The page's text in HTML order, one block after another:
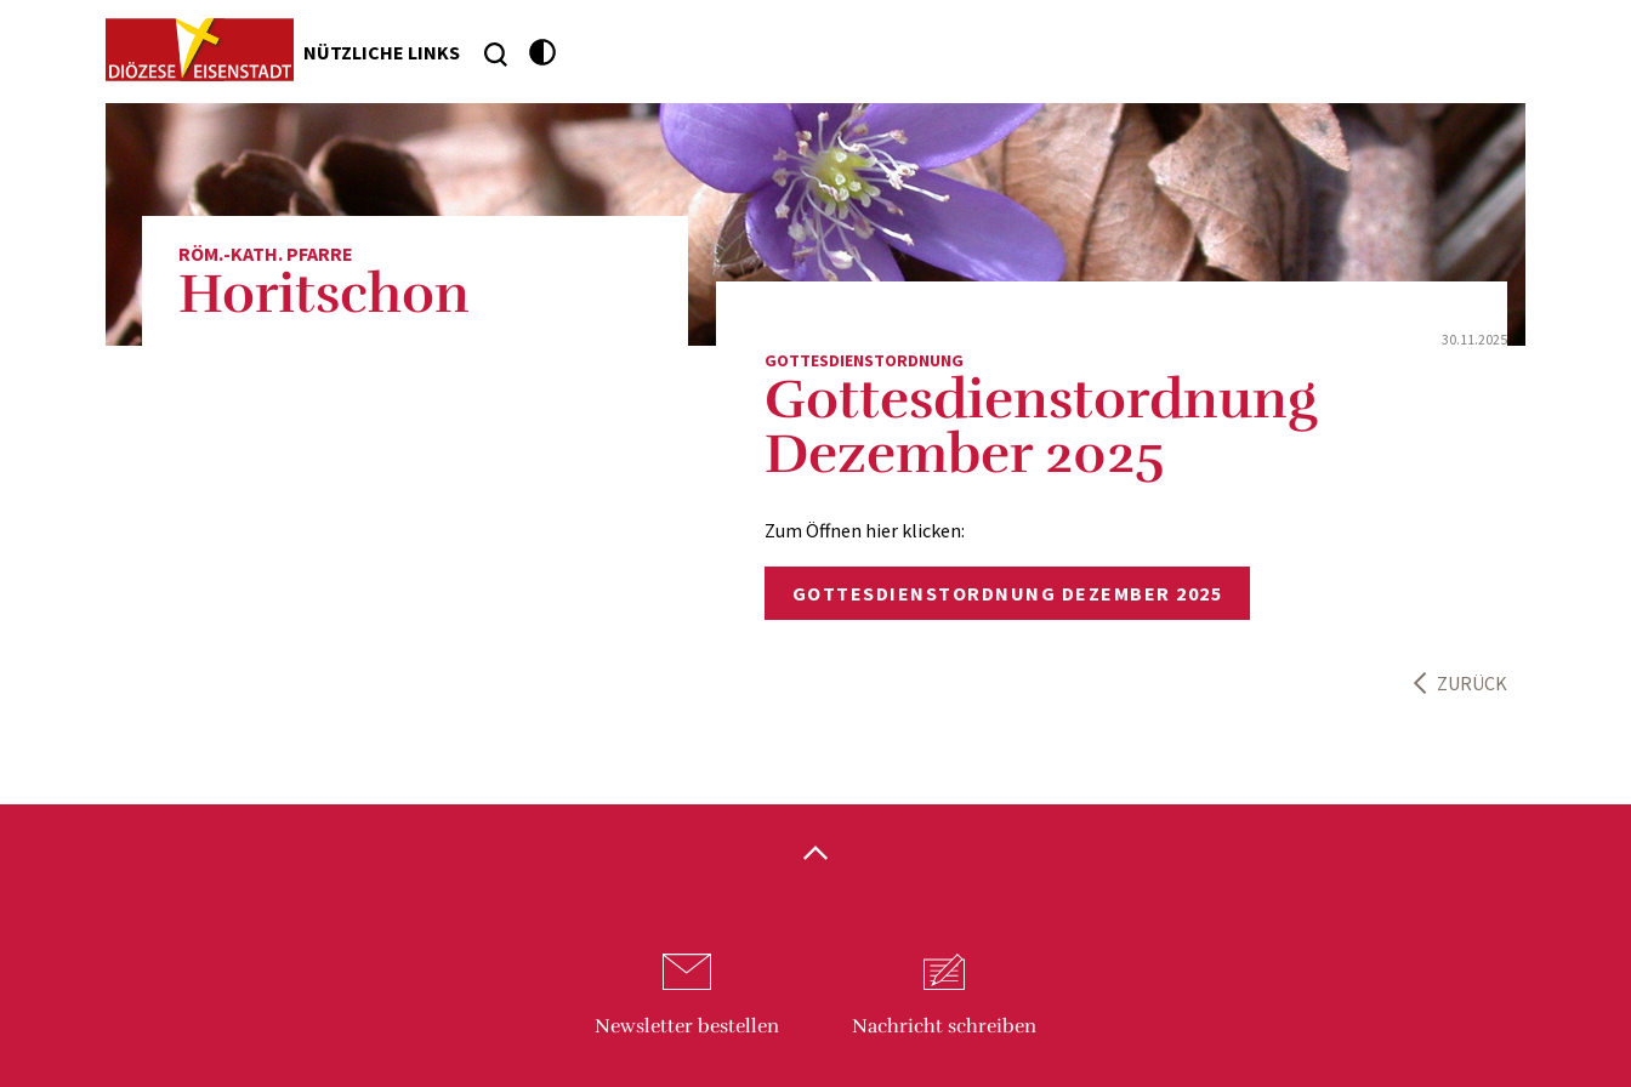
NÜTZLICHE LINKS
RÖM.-KATH. PFARRE
Horitschon
30.11.2025
GOTTESDIENSTORDNUNG
Gottesdienstordnung
Dezember 2025
Zum Öffnen hier klicken:
GOTTESDIENSTORDNUNG DEZEMBER 2025
ZURÜCK
Newsletter bestellen Nachricht schreiben